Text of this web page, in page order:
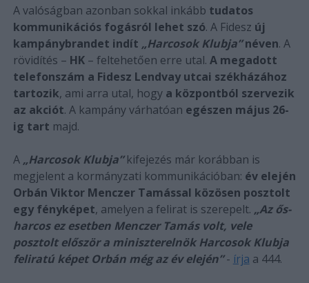
A valóságban azonban sokkal inkább tudatos
kommunikációs fogásról lehet szó. A Fidesz új
kampánybrandet indít „Harcosok Klubja”néven. A
rövidítés – HK– feltehetően erre utal. A megadott
telefonszám a Fidesz Lendvay utcai székházához
tartozik, ami arra utal, hogy a központból szervezik
az akciót. A kampány várhatóan egészen május 26-
ig tart majd.
A „Harcosok Klubja”kifejezés már korábban is
megjelent a kormányzati kommunikációban: év elején
Orbán Viktor Menczer Tamással közösen posztolt
egy fényképet, amelyen a felirat is szerepelt. „Az ős-
harcos ez esetben Menczer Tamás volt, vele
posztolt először a miniszterelnök Harcosok Klubja
feliratú képet Orbán még az év elején”- írja a 444.